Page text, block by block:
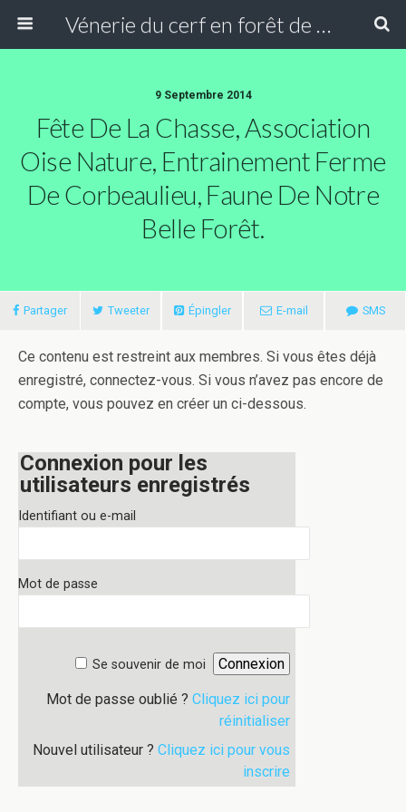
Vénerie du cerf en forêt de Compiègne
9 Septembre 2014
Fête De La Chasse, Association
Oise Nature, Entrainement Ferme
De Corbeaulieu, Faune De Notre
Belle Forêt.
Partager Tweeter Épingler E-mail SMS
Ce contenu est restreint aux membres. Si vous êtes déjà
enregistré, connectez-vous. Si vous n’avez pas encore de
compte, vous pouvez en créer un ci-dessous.
Connexion pour les
utilisateurs enregistrés
Identifiant ou e-mail
Mot de passe
Se souvenir de moi
Mot de passe oublié ? Cliquez ici pour
réinitialiser
Nouvel utilisateur ? Cliquez ici pour vous
inscrire